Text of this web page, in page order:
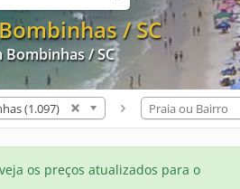
/ SC
/ SC
(1.097) Praia ou Bairro
os preços atualizados para o